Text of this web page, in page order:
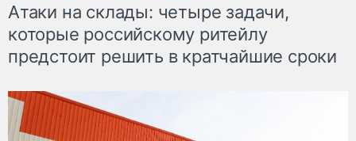
Атаки на склады: четыре задачи,
которые российскому ритейлу
предстоит решить в кратчайшие сроки